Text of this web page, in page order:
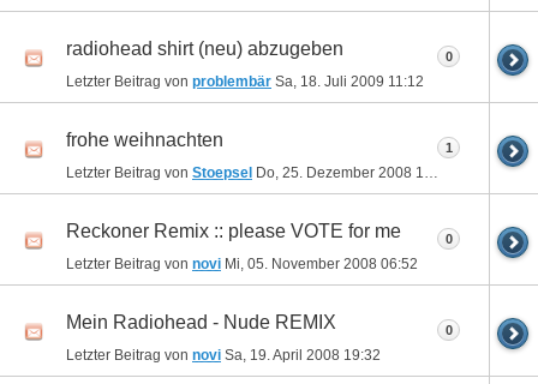
radiohead shirt (neu) abzugeben
Letzter Beitrag von problembär Sa, 18. Juli 2009 11:12
0
frohe weihnachten
Letzter Beitrag von Stoepsel Do, 25. Dezember 2008 19:03
1
Reckoner Remix :: please VOTE for me
Letzter Beitrag von novi Mi, 05. November 2008 06:52
0
Mein Radiohead - Nude REMIX
Letzter Beitrag von novi Sa, 19. April 2008 19:32
0